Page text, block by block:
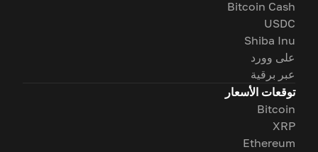
Bitcoin Cash
USDC
Shiba Inu
على وورد
عبر برقية
توقعات الأسعار
Bitcoin
XRP
Ethereum